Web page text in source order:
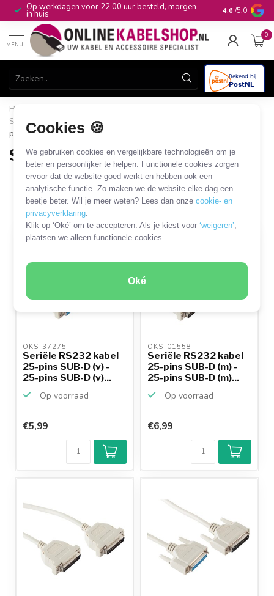
Cookies 🍪
We gebruiken cookies en vergelijkbare technologieën om je
beter en persoonlijker te helpen. Functionele cookies zorgen
ervoor dat de website goed werkt en hebben ook een
analytische functie. Zo maken we de website elke dag een
beetje beter. Wil je meer weten? Lees dan onzecookie- en
privacyverklaring.
Klik op ‘Oké’ om te accepteren. Als je kiest voor‘weigeren’,
plaatsen we alleen functionele cookies.
Oké
10+jaar productkennis 4.6 /5.0
MENU
0
Home
SUB-D 25-pins kabels en adapters
SUB-D 25-pins - SUB-D 25-
pins
SUB-D 25-pins - SUB-D 25-pins
36 PRODUCTEN
Filters SORTEER OP
OKS-37275
Seriële RS232 kabel
25-pins SUB-D (v) -
25-pins SUB-D (v)...
Op voorraad
€5,99
OKS-01558
Seriële RS232 kabel
25-pins SUB-D (m) -
25-pins SUB-D (m)...
Op voorraad
€6,99